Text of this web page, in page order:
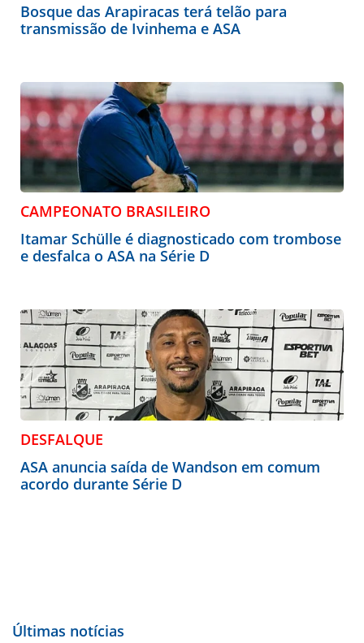
Bosque das Arapiracas terá telão para
transmissão de Ivinhema e ASA
CAMPEONATO BRASILEIRO
Itamar Schülle é diagnosticado com trombose
e desfalca o ASA na Série D
DESFALQUE
ASA anuncia saída de Wandson em comum
acordo durante Série D
Últimas notícias